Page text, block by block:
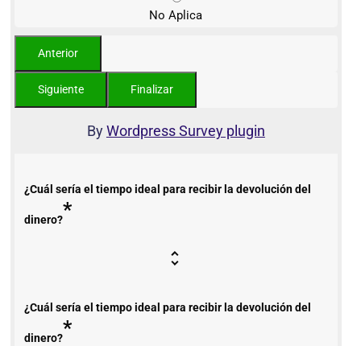
No Aplica
ByWordpress Survey plugin
¿Cuál sería el tiempo ideal para recibir la devolución del
dinero?*
¿Cuál sería el tiempo ideal para recibir la devolución del
dinero?*